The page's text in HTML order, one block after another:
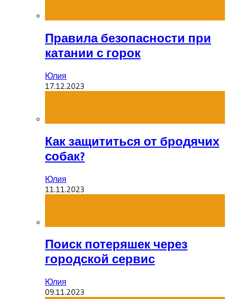
Правила безопасности при
катании с горок
Юлия
17.12.2023
Как защититься от бродячих
собак?
Юлия
11.11.2023
Поиск потеряшек через
городской сервис
Юлия
09.11.2023